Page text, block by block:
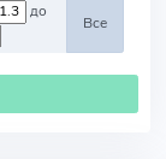
до
Все